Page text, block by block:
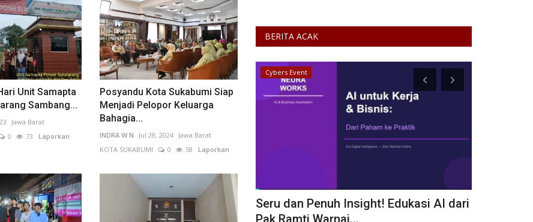
Unit Samapta
Sambang...
Jawa Barat
0 73 Laporkan
Posyandu Kota Sukabumi Siap
Menjadi Pelopor Keluarga
Bahagia...
INDRA W N Jul 28, 2024
Jawa Barat
KOTA SUKABUMI
0 58 Laporkan
BERITA ACAK
Pendidikan
Transformasi Pendidikan Digital
Semakin Diperkuat, AI dan...
Cybers Event
Seru dan Penuh Insight! Edukasi AI dari
Pak Ramti Warnai...